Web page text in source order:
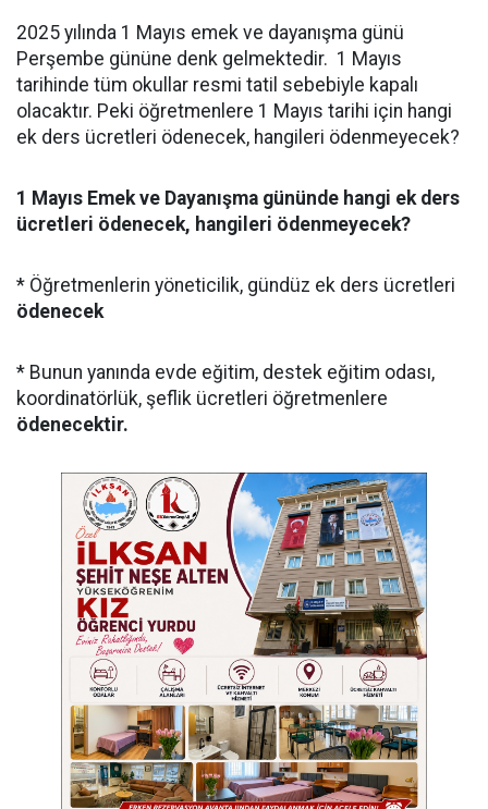
2025 yılında 1 Mayıs emek ve dayanışma günü
Perşembe gününe denk gelmektedir. 1 Mayıs
tarihinde tüm okullar resmi tatil sebebiyle kapalı
olacaktır. Peki öğretmenlere 1 Mayıs tarihi için hangi
ek ders ücretleri ödenecek, hangileri ödenmeyecek?
1 Mayıs Emek ve Dayanışma gününde hangi ek ders
ücretleri ödenecek, hangileri ödenmeyecek?
* Öğretmenlerin yöneticilik, gündüz ek ders ücretleri
ödenecek
* Bunun yanında evde eğitim, destek eğitim odası,
koordinatörlük, şeflik ücretleri öğretmenlere
ödenecektir.